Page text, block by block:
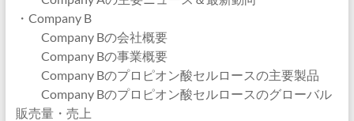
・Company B
Company Bの会社概要
Company Bの事業概要
Company Bのプロピオン酸セルロースの主要製品
Company Bのプロピオン酸セルロースのグローバル
販売量・売上